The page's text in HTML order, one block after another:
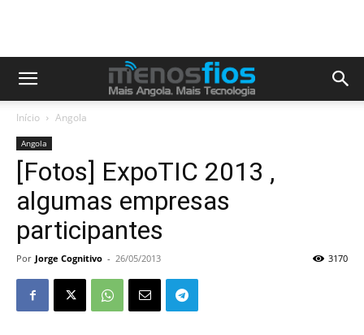
Início Angola
Angola
[Fotos] ExpoTIC 2013 ,
algumas empresas
participantes
Por Jorge Cognitivo - 26/05/2013 3170